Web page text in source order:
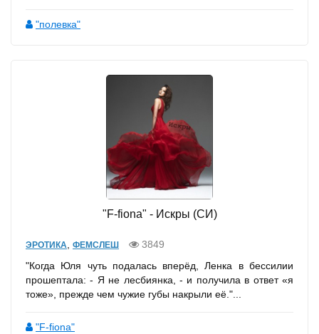
"полевка"
"F-fiona" - Искры (СИ)
ЭРОТИКА ФЕМСЛЕШ
3849
"Когда Юля чуть подалась вперёд, Ленка в бессилии
прошептала: - Я не лесбиянка, - и получила в ответ «я
тоже», прежде чем чужие губы накрыли её."...
"F-fiona"